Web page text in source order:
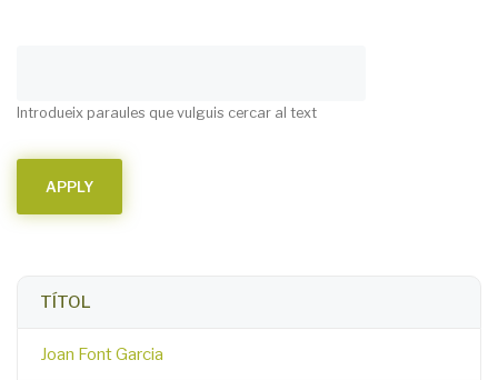
Introdueix paraules que vulguis cercar al text
TÍTOL
Joan Font Garcia